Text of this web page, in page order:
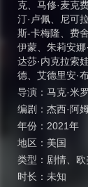
克
马修·麦克
汀·卢佩
尼可
斯-卡梅隆
费
伊蒙
朱莉安娜
达莎·内克拉索
德
艾德里安·
导演： 马克·米罗
编剧： 杰西·阿
年份： 2021年
地区： 美国
类型： 剧情 欧
时长： 未知